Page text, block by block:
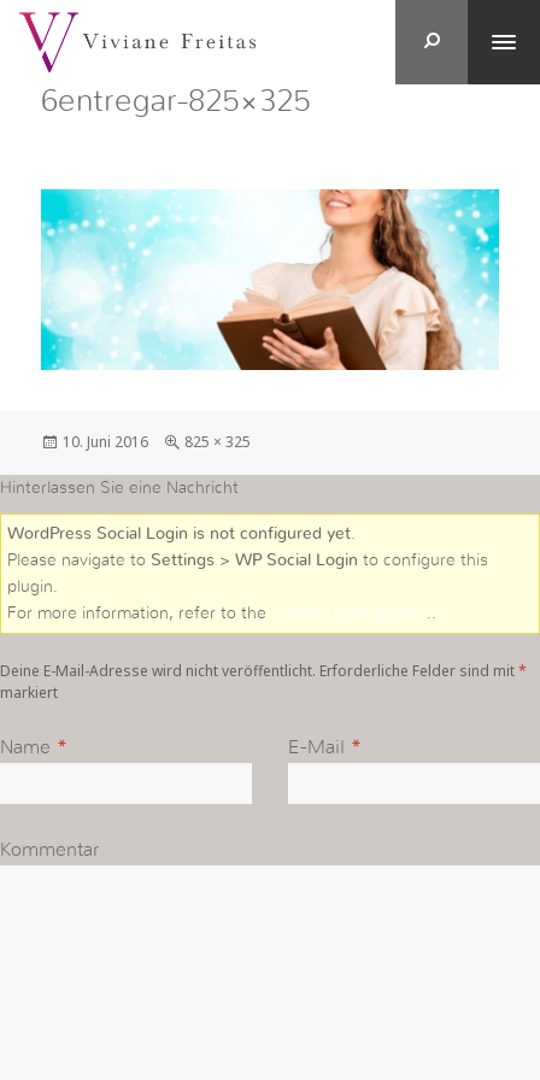
6entregar-825×325
Veröffentlicht
10. Juni 2016
in
Größe
825 × 325
Hinterlassen Sie eine Nachricht
WordPress Social Login is not configured yet.
Please navigate to Settings > WP Social Login to configure this
plugin.
For more information, refer to the
online user guide ..
Deine E-Mail-Adresse wird nicht veröffentlicht. Erforderliche Felder sind mit*
markiert
Name * E-Mail *
Kommentar